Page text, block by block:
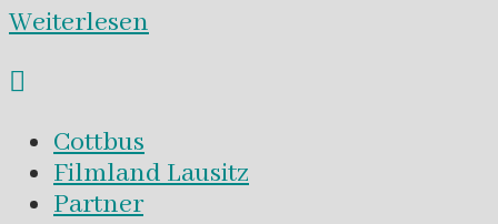
Weiterlesen
Cottbus
Filmland Lausitz
Partner